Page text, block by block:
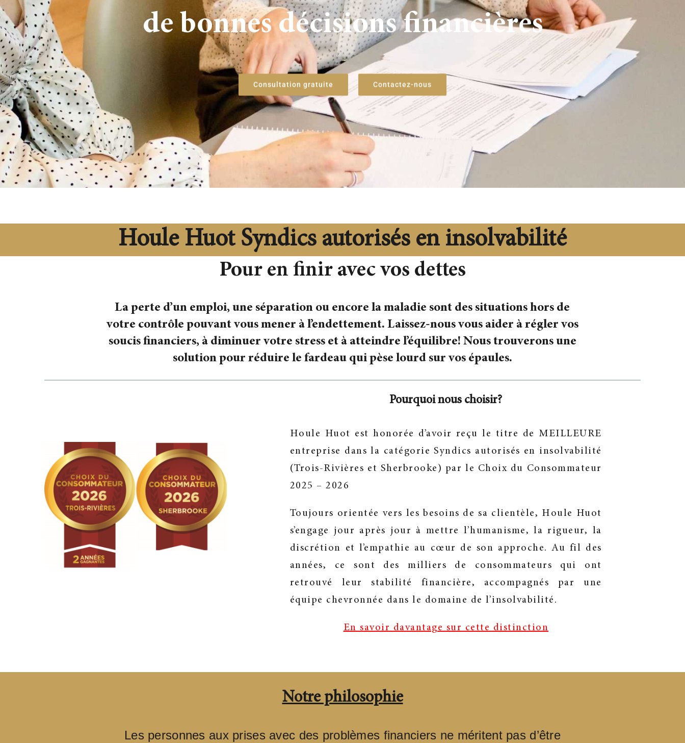
de bonnes décisions financières
Consultation gratuite Contactez-nous
Houle Huot Syndics autorisés en insolvabilité
Pour en finir avec vos dettes
La perte d’un emploi, une séparation ou encore la maladie sont des situations hors de
votre contrôle pouvant vous mener à l’endettement. Laissez-nous vous aider à régler vos
soucis financiers, à diminuer votre stress et à atteindre l’équilibre! Nous trouverons une
solution pour réduire le fardeau qui pèse lourd sur vos épaules.
Pourquoi nous choisir?
Houle Huot est honorée d’avoir reçu le titre de MEILLEURE
entreprise dans la catégorie Syndics autorisés en insolvabilité
(Trois-Rivières et Sherbrooke) par le Choix du Consommateur
2025 – 2026
Toujours orientée vers les besoins de sa clientèle, Houle Huot
s’engage jour après jour à mettre l’humanisme, la rigueur, la
discrétion et l’empathie au cœur de son approche. Au fil des
années, ce sont des milliers de consommateurs qui ont
retrouvé leur stabilité financière, accompagnés par une
équipe chevronnée dans le domaine de l’insolvabilité.
En savoir davantage sur cette distinction
Notre philosophie
Les personnes aux prises avec des problèmes financiers ne méritent pas d’être